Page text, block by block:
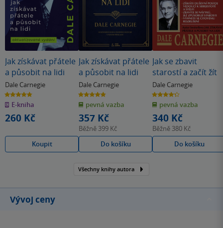
Jak získávat přátele
a působit na lidi
Dale Carnegie
4.8
z
5
hvězdiček
E-kniha
260 Kč
Koupit
Jak získávat přátele
a působit na lidi
Dale Carnegie
4.8
z
5
hvězdiček
pevná vazba
357 Kč
Běžně 399 Kč
Do košíku
Jak se zbavit
starostí a začít žít
Dale Carnegie
4.3
z
5
hvězdiček
pevná vazba
340 Kč
Běžně 380 Kč
Do košíku
Všechny knihy autora
Vývoj ceny